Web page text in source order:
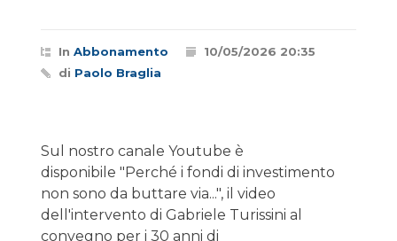
In Abbonamento
10/05/2026 20:35
di Paolo Braglia
Sul nostro canale Youtube è
disponibile "Perché i fondi di investimento
non sono da buttare via...", il video
dell'intervento di Gabriele Turissini al
convegno per i 30 anni di